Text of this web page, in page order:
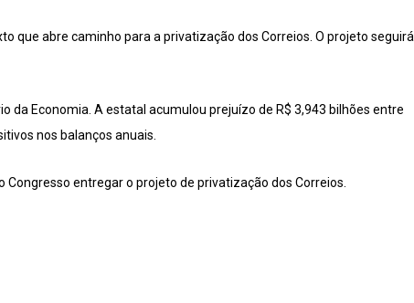
que abre caminho para a privatização dos Correios. O projeto seguirá
da Economia. A estatal acumulou prejuízo de R$ 3,943 bilhões entre
nos balanços anuais.
entregar o projeto de privatização dos Correios.